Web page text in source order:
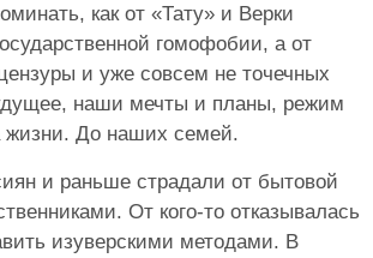
как от «Тату» и Верки
гомофобии, а от
и уже совсем не точечных
наши мечты и планы, режим
жизни. До наших семей.
и раньше страдали от бытовой
От кого-то отказывалась
изуверскими методами. В